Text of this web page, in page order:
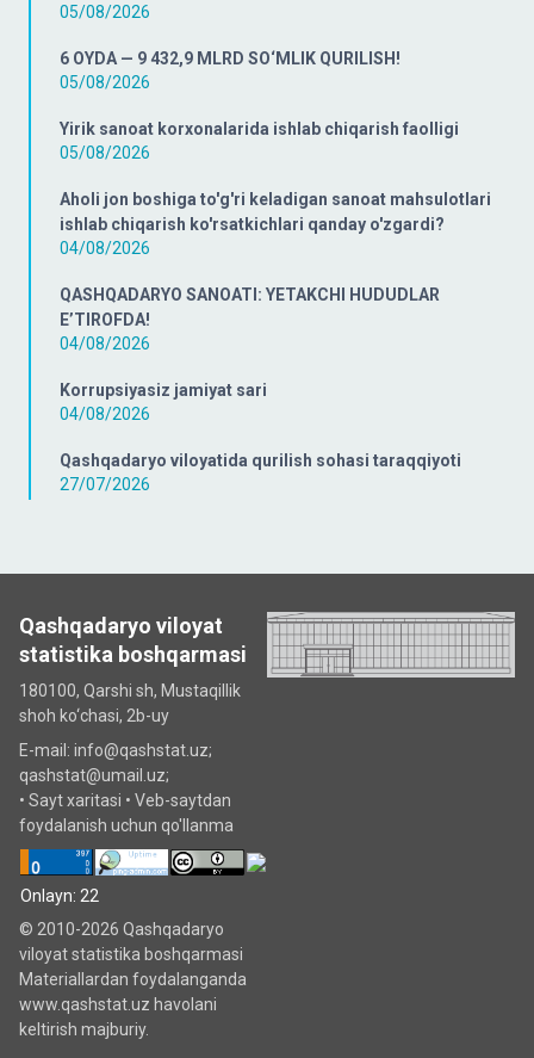
05/08/2026
6 OYDA — 9 432,9 MLRD SO‘MLIK QURILISH!
05/08/2026
Yirik sanoat korxonalarida ishlab chiqarish faolligi
05/08/2026
Aholi jon boshiga to'g'ri keladigan sanoat mahsulotlari
ishlab chiqarish ko'rsatkichlari qanday o'zgardi?
04/08/2026
QASHQADARYO SANOATI: YETAKCHI HUDUDLAR
E’TIROFDA!
04/08/2026
Korrupsiyasiz jamiyat sari
04/08/2026
Qashqadaryo viloyatida qurilish sohasi taraqqiyoti
27/07/2026
Qashqadaryo viloyat
statistika boshqarmasi
180100, Qarshi sh, Mustаqillik
shoh ko‘chаsi, 2b-uy
E-mail: info@qashstat.uz;
qashstat@umail.uz;
• Sayt xaritasi • Veb-saytdan
foydalanish uchun qo'llanma
Onlayn: 22
© 2010-2026 Qashqadaryo
viloyat statistika boshqarmasi
Materiallardan foydalanganda
www.qashstat.uz havolani
keltirish majburiy.